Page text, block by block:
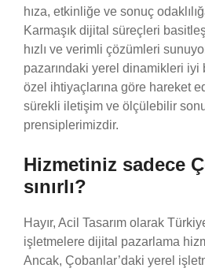
hıza, etkinliğe ve sonuç
Karmaşık dijital süreçleri
hızlı ve verimli çözümleri
pazarındaki yerel dinamikleri iyi
özel ihtiyaçlarına göre hareket
sürekli iletişim ve ölçülebilir
prensiplerimizdir.
Hizmetiniz sadece
sınırlı?
Hayır, Acil Tasarım olarak
işletmelere dijital pazarlama
Ancak, Çobanlar’daki yerel